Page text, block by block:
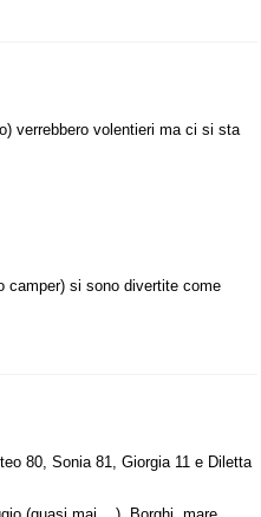
verrebbero volentieri ma ci si sta
camper) si sono divertite come
80, Sonia 81, Giorgia 11 e Diletta